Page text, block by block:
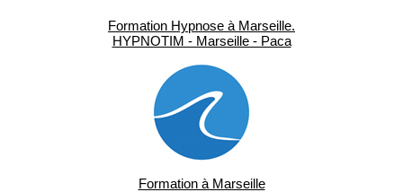
Formation Hypnose à Marseille.
HYPNOTIM - Marseille - Paca
Formation à Marseille